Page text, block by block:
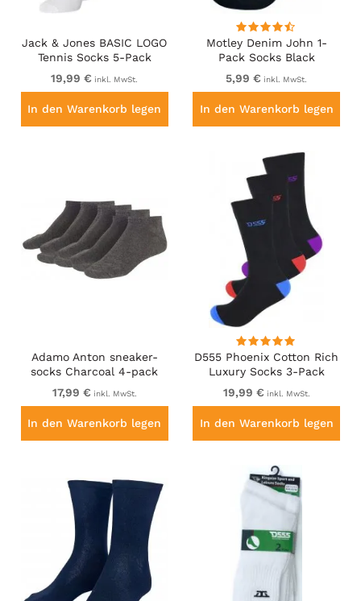
Jack & Jones BASIC LOGO
Tennis Socks 5-Pack
White
19,99 € inkl. MwSt.
In den Warenkorb legen
Motley Denim John 1-
Pack Socks Black
5,99 € inkl. MwSt.
In den Warenkorb legen
Adamo Anton sneaker-
socks Charcoal 4-pack
17,99 € inkl. MwSt.
In den Warenkorb legen
D555 Phoenix Cotton Rich
Luxury Socks 3-Pack
19,99 € inkl. MwSt.
In den Warenkorb legen